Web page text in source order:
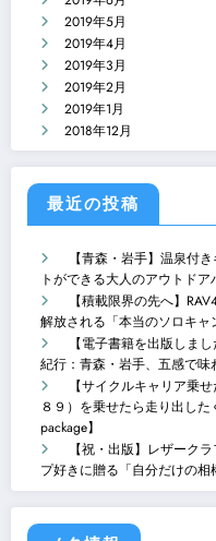
2019年5月
2019年4月
2019年3月
2019年2月
2019年1月
2018年12月
最近の投稿
【青森・岩手】温泉付
トができる大人のアウトドア
【積載限界の先へ】
解放される「本当のソロキャ
【電子書籍を出版しま
紀行：青森・岩手、五感で味
【サイクルキャリア乗
８９）を乗せたら走り出した
package】
【祝・出版】レザーク
プ好きに贈る「自分だけの相